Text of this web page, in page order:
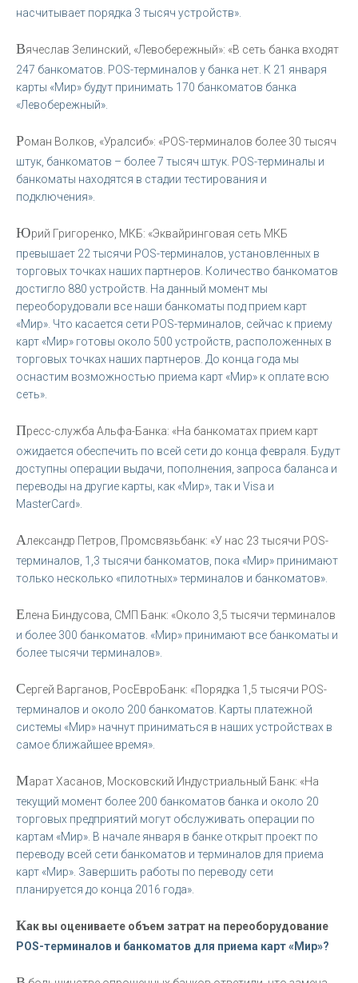
насчитывает порядка 3 тысяч устройств».
Вячеслав Зелинский, «Левобережный»: «В сеть банка входят
247 банкоматов. POS-терминалов у банка нет. К 21 января
карты «Мир» будут принимать 170 банкоматов банка
«Левобережный».
Роман Волков, «Уралсиб»: «POS-терминалов более 30 тысяч
штук, банкоматов – более 7 тысяч штук. POS-терминалы и
банкоматы находятся в стадии тестирования и
подключения».
Юрий Григоренко, МКБ: «Эквайринговая сеть МКБ
превышает 22 тысячи POS-терминалов, установленных в
торговых точках наших партнеров. Количество банкоматов
достигло 880 устройств. На данный момент мы
переоборудовали все наши банкоматы под прием карт
«Мир». Что касается сети POS-терминалов, сейчас к приему
карт «Мир» готовы около 500 устройств, расположенных в
торговых точках наших партнеров. До конца года мы
оснастим возможностью приема карт «Мир» к оплате всю
сеть».
Пресс-служба Альфа-Банка: «На банкоматах прием карт
ожидается обеспечить по всей сети до конца февраля. Будут
доступны операции выдачи, пополнения, запроса баланса и
переводы на другие карты, как «Мир», так и Visa и
МasterСard».
Александр Петров, Промсвязьбанк: «У нас 23 тысячи POS-
терминалов, 1,3 тысячи банкоматов, пока «Мир» принимают
только несколько «пилотных» терминалов и банкоматов».
Елена Биндусова, СМП Банк: «Около 3,5 тысячи терминалов
и более 300 банкоматов. «Мир» принимают все банкоматы и
более тысячи терминалов».
Сергей Варганов, РосЕвроБанк: «Порядка 1,5 тысячи POS-
терминалов и около 200 банкоматов. Карты платежной
системы «Мир» начнут приниматься в наших устройствах в
самое ближайшее время».
Марат Хасанов, Московский Индустриальный Банк: «На
текущий момент более 200 банкоматов банка и около 20
торговых предприятий могут обслуживать операции по
картам «Мир». В начале января в банке открыт проект по
переводу всей сети банкоматов и терминалов для приема
карт «Мир». Завершить работы по переводу сети
планируется до конца 2016 года».
Как вы оцениваете объем затрат на переоборудование
POS-терминалов и банкоматов для приема карт «Мир»?